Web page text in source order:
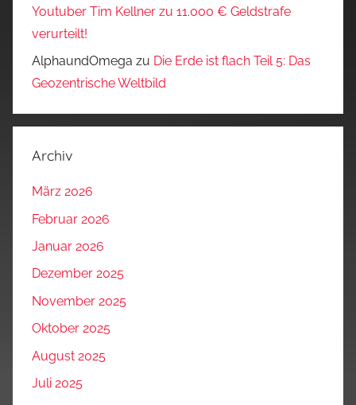
Youtuber Tim Kellner zu 11.000 € Geldstrafe
verurteilt!
AlphaundOmega zu Die Erde ist flach Teil 5: Das
Geozentrische Weltbild
Archiv
März 2026
Februar 2026
Januar 2026
Dezember 2025
November 2025
Oktober 2025
August 2025
Juli 2025